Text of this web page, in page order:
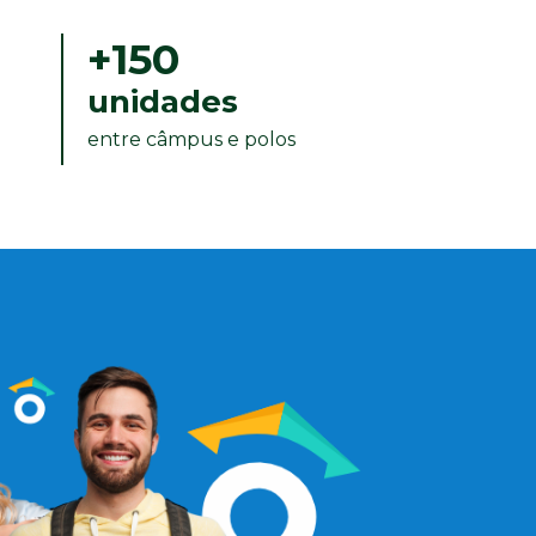
+150
unidades
entre câmpus e polos